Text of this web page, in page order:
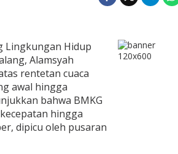
Lingkungan Hidup
Alamsyah
rentetan cuaca
awal hingga
bahwa BMKG
hingga
dipicu oleh pusaran